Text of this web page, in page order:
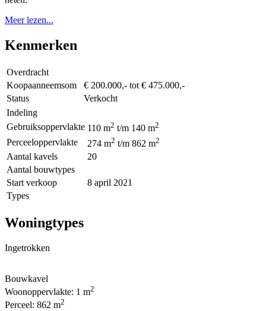
Meer lezen...
Kenmerken
Overdracht
Koopaanneemsom
€ 200.000,- tot € 475.000,-
Status
Verkocht
Indeling
Gebruiksoppervlakte 110 m2 t/m 140 m2
Perceeloppervlakte 274 m2 t/m 862 m2
Aantal kavels
20
Aantal bouwtypes
Start verkoop
8 april 2021
Types
Woningtypes
Ingetrokken
Bouwkavel
Woonoppervlakte: 1 m2
Perceel: 862 m2